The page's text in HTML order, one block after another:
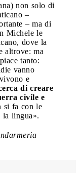
non solo di
–
– ma di
Michele le
dove la
altrove: ma
tanto:
vanno
e
di creare
civile e
si fa con le
la lingua».